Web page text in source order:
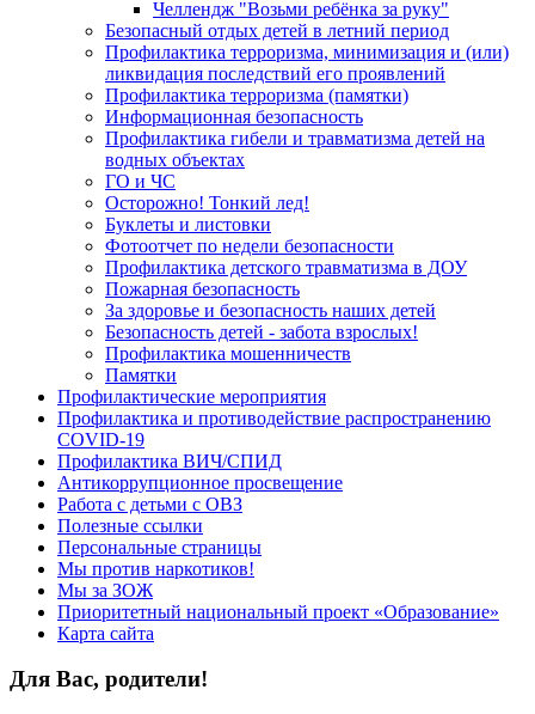
Челлендж "Возьми ребёнка за руку"
Безопасный отдых детей в летний период
Профилактика терроризма, минимизация и (или)
ликвидация последствий его проявлений
Профилактика терроризма (памятки)
Информационная безопасность
Профилактика гибели и травматизма детей на
водных объектах
ГО и ЧС
Осторожно! Тонкий лед!
Буклеты и листовки
Фотоотчет по недели безопасности
Профилактика детского травматизма в ДОУ
Пожарная безопасность
За здоровье и безопасность наших детей
Безопасность детей - забота взрослых!
Профилактика мошенничеств
Памятки
Профилактические мероприятия
Профилактика и противодействие распространению
COVID-19
Профилактика ВИЧ/СПИД
Антикоррупционное просвещение
Работа с детьми с ОВЗ
Полезные ссылки
Персональные страницы
Мы против наркотиков!
Мы за ЗОЖ
Приоритетный национальный проект «Образование»
Карта сайта
Для Вас, родители!